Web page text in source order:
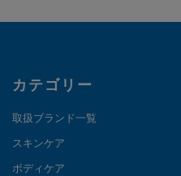
カテゴリー
取扱ブランド一覧
スキンケア
ボディケア